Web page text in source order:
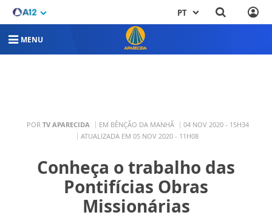
PT
MENU
POR TV APARECIDA EM BÊNÇÃO DA MANHÃ
04 NOV 2020 - 15H34
ATUALIZADA EM 05 NOV 2020 - 11H08
Conheça o trabalho das
Pontifícias Obras
Missionárias